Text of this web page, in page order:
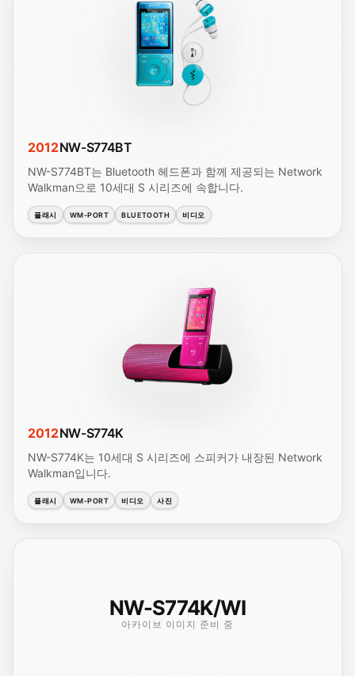
2012NW-S774BT
NW-S774BT는 Bluetooth 헤드폰과 함께 제공되는 Network
Walkman으로 10세대 S 시리즈에 속합니다.
플래시 WM-PORT BLUETOOTH 비디오
2012NW-S774K
NW-S774K는 10세대 S 시리즈에 스피커가 내장된 Network
Walkman입니다.
플래시 WM-PORT 비디오 사진
NW-S774K/WI
아카이브 이미지 준비 중